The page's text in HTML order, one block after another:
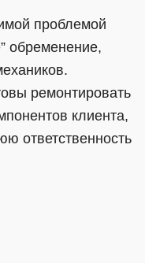
проблемой
обременение,
ремонтировать
клиента,
ответственность